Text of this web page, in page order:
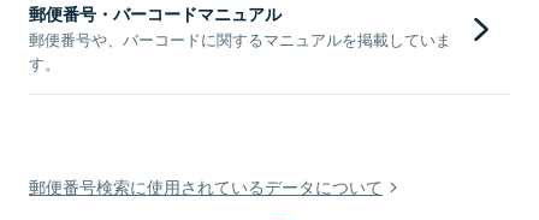
郵便番号・バーコードマニュアル
郵便番号や、バーコードに関するマニュアルを掲載していま
す。
郵便番号検索に使用されているデータについて